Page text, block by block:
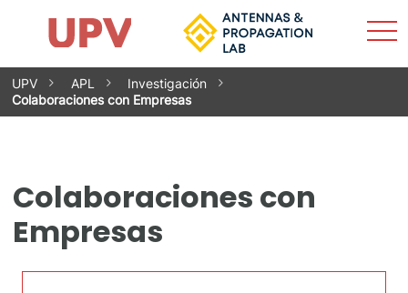
Saltar
contenido
El grupo
Investigación
Servicios
Contacto
Actualidad
UPV APL
Investigación
Colaboraciones con Empresas
Colaboraciones con
Empresas